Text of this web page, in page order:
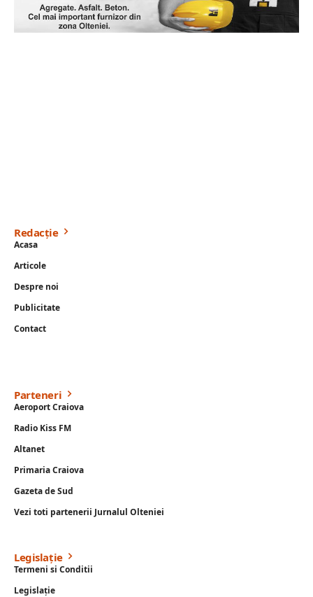
Redacție
Acasa
Articole
Despre noi
Publicitate
Contact
Parteneri
Aeroport Craiova
Radio Kiss FM
Altanet
Primaria Craiova
Gazeta de Sud
Vezi toti partenerii Jurnalul Olteniei
Legislație
Termeni si Conditii
Legislație